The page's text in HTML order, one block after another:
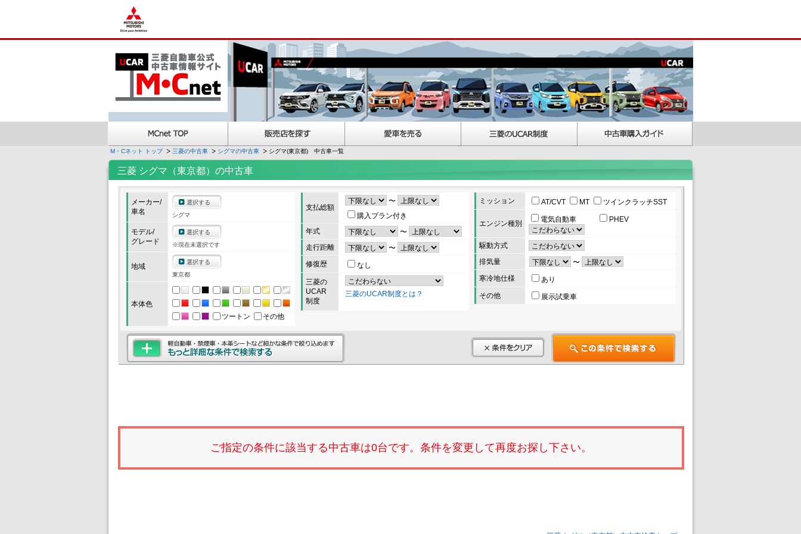
M・Cネット トップ 三菱の中古車 シグマの中古車 シグマ(東京都) 中古車一覧
三菱 シグマ（東京都）の中古車
メーカー/
車名
選択する
シグマ
モデル/
グレード
選択する
※現在未選択です
地域
選択する
東京都
本体色
ツートン
その他
支払総額
〜
購入プラン付き
年式
〜
走行距離
〜
修復歴
なし
三菱の
UCAR
制度
三菱のUCAR制度とは？
ミッション AT/CVT MT ツインクラッチSST
エンジン種別 電気自動車 PHEV
駆動方式
排気量
〜
寒冷地仕様
あり
その他
展示試乗車
ご指定の条件に該当する中古車は0台です。条件を変更して再度お探し下さい。